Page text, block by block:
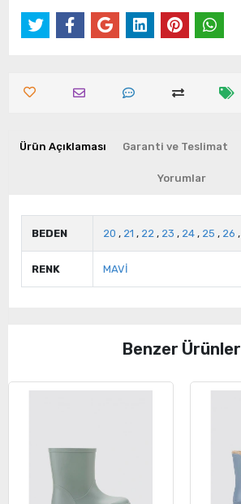
Ürün Açıklaması Garanti ve Teslimat
Yorumlar
BEDEN 20 , 21 , 22 , 23 , 24 , 25 , 26 ,
RENK MAVİ
Benzer Ürünler